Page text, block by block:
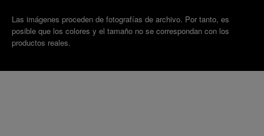
Las imágenes proceden de fotografías de archivo. Por tanto, es
posible que los colores y el tamaño no se correspondan con los
productos reales.